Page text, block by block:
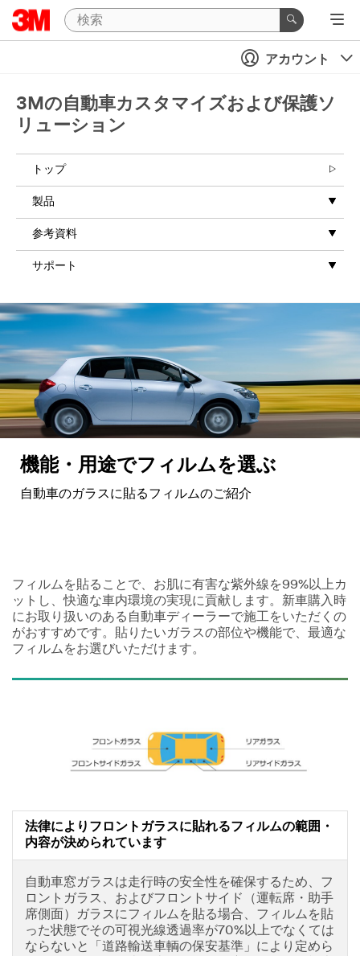
アカウント
3Mの自動車カスタマイズおよび保護ソ
リューション
トップ
製品
参考資料
サポート
機能・用途でフィルムを選ぶ
自動車のガラスに貼るフィルムのご紹介
フィルムを貼ることで、お肌に有害な紫外線を99%以上カ
ットし、快適な車内環境の実現に貢献します。新車購入時
にお取り扱いのある自動車ディーラーで施工をいただくの
がおすすめです。貼りたいガラスの部位や機能で、最適な
フィルムをお選びいただけます。
法律によりフロントガラスに貼れるフィルムの範囲・
内容が決められています
自動車窓ガラスは走行時の安全性を確保するため、フ
ロントガラス、およびフロントサイド（運転席・助手
席側面）ガラスにフィルムを貼る場合、フィルムを貼
った状態でその可視光線透過率が70%以上でなくては
ならないと「道路輸送車輌の保安基準」により定めら